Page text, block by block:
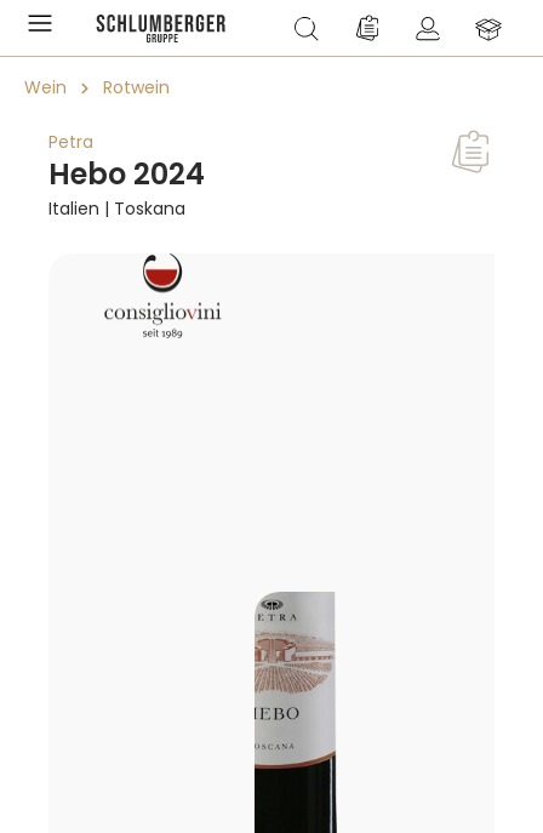
springen Du hast 0 Produkte
Wein Rotwein
Petra
Hebo 2024
Italien | Toskana
Bildergalerie überspringen